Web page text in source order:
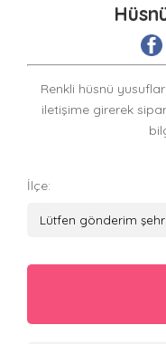
Renkli hüsnü
iletişime girerek
İlçe: